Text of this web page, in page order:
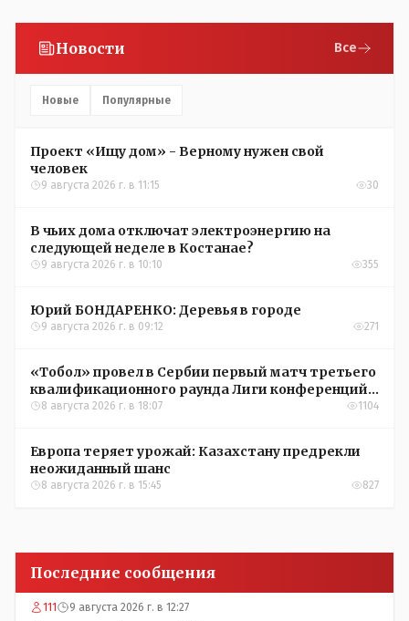
Новости Все
Новые Популярные
Проект «Ищу дом» - Верному нужен свой
человек
9 августа 2026 г. в 11:15 30
В чьих дома отключат электроэнергию на
следующей неделе в Костанае?
9 августа 2026 г. в 10:10 355
Юрий БОНДАРЕНКО: Деревья в городе
9 августа 2026 г. в 09:12 271
«Тобол» провел в Сербии первый матч третьего
квалификационного раунда Лиги конференций
УЕФА
8 августа 2026 г. в 18:07 1104
Европа теряет урожай: Казахстану предрекли
неожиданный шанс
8 августа 2026 г. в 15:45 827
Последние сообщения
111 9 августа 2026 г. в 12:27